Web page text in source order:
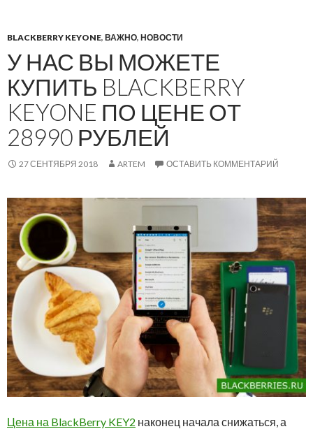
BLACKBERRY KEYONE, ВАЖНО, НОВОСТИ
У НАС ВЫ МОЖЕТЕ
КУПИТЬ BLACKBERRY
KEYONE ПО ЦЕНЕ ОТ
28990 РУБЛЕЙ
27 СЕНТЯБРЯ 2018 ARTEM ОСТАВИТЬ КОММЕНТАРИЙ
Цена на BlackBerry KEY2 наконец начала снижаться, а